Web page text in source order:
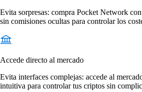
Evita sorpresas: compra Pocket Network
sin comisiones ocultas para controlar los
Accede directo al mercado
Evita interfaces complejas: accede al
intuitiva para controlar tus criptos sin